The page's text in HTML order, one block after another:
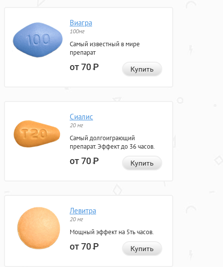
Виагра
100мг
Самый известный в мире
препарат
от 70Р Купить
Сиалис
20 мг
Самый долгоиграющий
препарат. Эффект до 36 часов.
от 70Р Купить
Левитра
20 мг
Мощный эффект на 5ть часов.
от 70Р Купить